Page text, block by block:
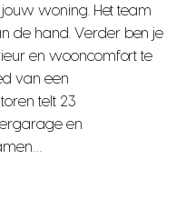
woning. Het team
de hand. Verder ben je
en wooncomfort te
van een
telt 23
en